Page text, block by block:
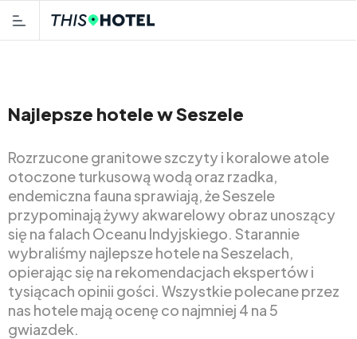
Najlepsze hotele w Seszele
Rozrzucone granitowe szczyty i koralowe atole
otoczone turkusową wodą oraz rzadka,
endemiczna fauna sprawiają, że Seszele
przypominają żywy akwarelowy obraz unoszący
się na falach Oceanu Indyjskiego. Starannie
wybraliśmy najlepsze hotele na Seszelach,
opierając się na rekomendacjach ekspertów i
tysiącach opinii gości. Wszystkie polecane przez
nas hotele mają ocenę co najmniej 4 na 5
gwiazdek.